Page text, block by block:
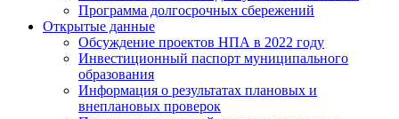
Программа долгосрочных сбережений
Открытые данные
Обсуждение проектов НПА в 2022 году
Инвестиционный паспорт муниципального
образования
Информация о результатах плановых и
внеплановых проверок